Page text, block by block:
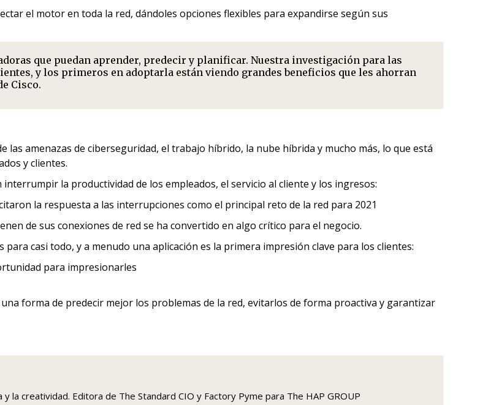
el motor en toda la red, dándoles opciones flexibles para expandirse según sus
que puedan aprender, predecir y planificar. Nuestra investigación para las
y los primeros en adoptarla están viendo grandes beneficios que les ahorran
Cisco.
amenazas de ciberseguridad, el trabajo híbrido, la nube híbrida y mucho más, lo que está
y clientes.
la productividad de los empleados, el servicio al cliente y los ingresos:
la respuesta a las interrupciones como el principal reto de la red para 2021
de sus conexiones de red se ha convertido en algo crítico para el negocio.
casi todo, y a menudo una aplicación es la primera impresión clave para los clientes:
para impresionarles
forma de predecir mejor los problemas de la red, evitarlos de forma proactiva y garantizar
la creatividad. Editora de The Standard CIO y Factory Pyme para The HAP GROUP